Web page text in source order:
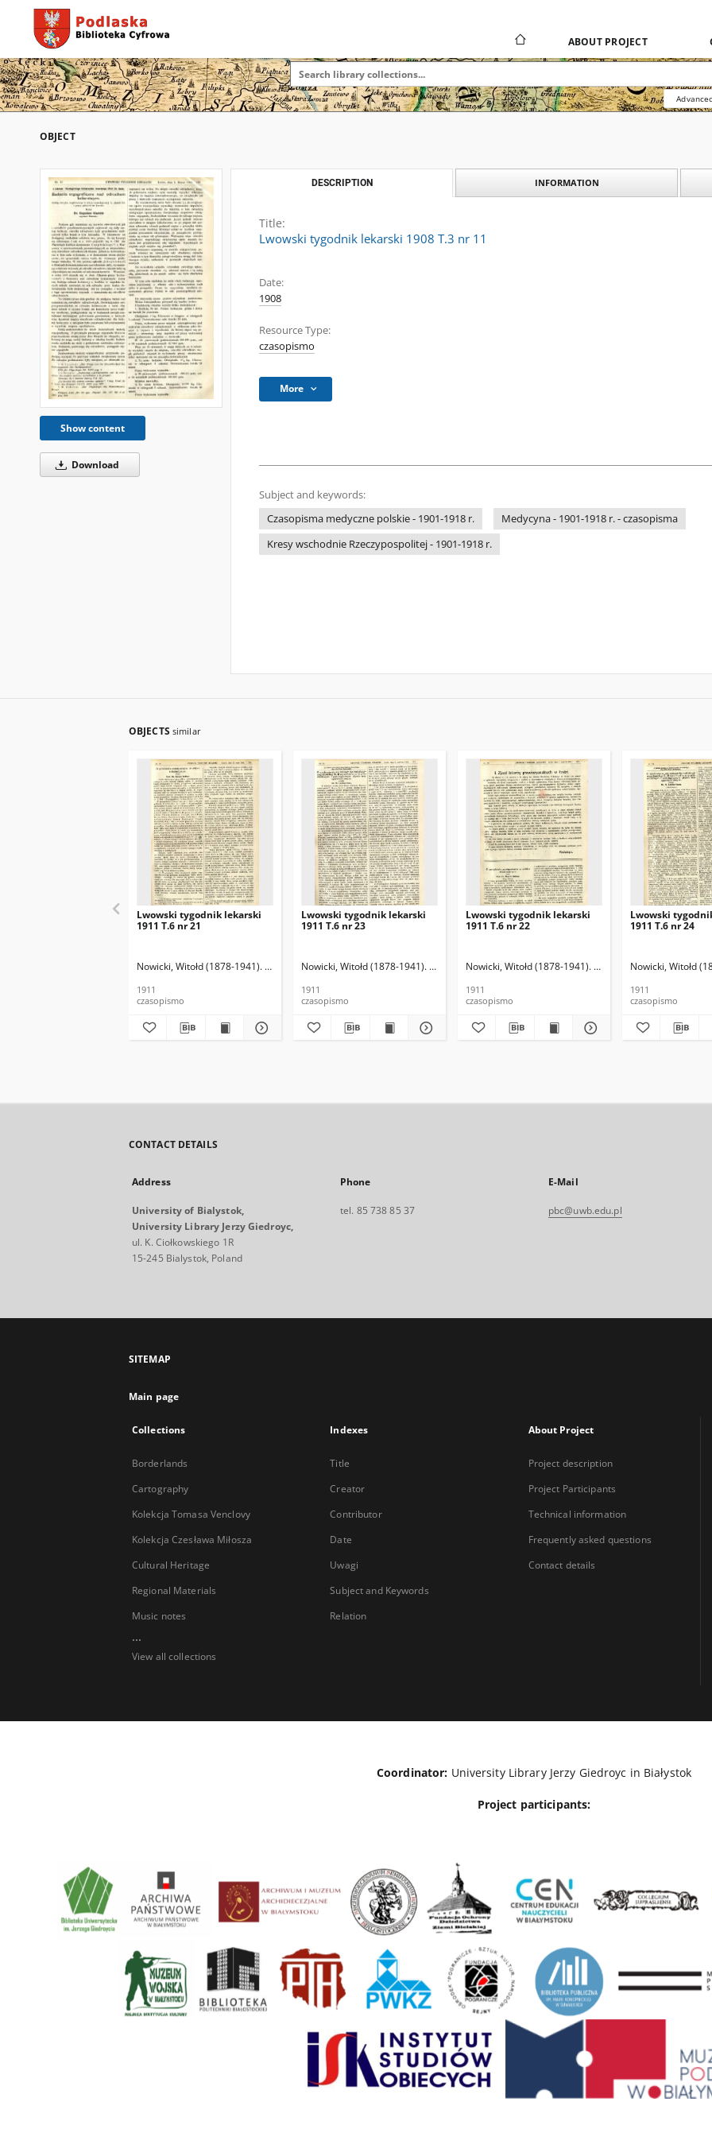
ABOUT PROJECT
OBJECT
Show content
Download
DESCRIPTION INFORMATION
Title:
Lwowski tygodnik lekarski 1908 T.3 nr 11
Date:
1908
Resource Type:
czasopismo
More
Subject and keywords:
Czasopisma medyczne polskie - 1901-1918 r.
Medycyna - 1901-1918 r. - czasopisma
Kresy wschodnie Rzeczypospolitej - 1901-1918 r.
OBJECTS similar
Lwowski tygodnik lekarski
1911 T.6 nr 21
Nowicki, Witołd (1878-1941). Red.
1911
czasopismo
Lwowski tygodnik lekarski
1911 T.6 nr 23
Nowicki, Witołd (1878-1941). Red.
1911
czasopismo
Lwowski tygodnik lekarski
1911 T.6 nr 22
Nowicki, Witołd (1878-1941). Red.
1911
czasopismo
Lwowski
1911 T.6 nr 24
Nowicki, Witołd
1911
czasopismo
CONTACT DETAILS
Address
University of Bialystok,
University Library Jerzy Giedroyc,
ul. K. Ciołkowskiego 1R
15-245 Bialystok, Poland
Phone
tel. 85 738 85 37
E-Mail
pbc@uwb.edu.pl
SITEMAP
Main page
Collections
Borderlands
Cartography
Kolekcja Tomasa Venclovy
Kolekcja Czesława Miłosza
Cultural Heritage
Regional Materials
Music notes
...
View all collections
Indexes
Title
Creator
Contributor
Date
Uwagi
Subject and Keywords
Relation
About Project
Project description
Project Participants
Technical information
Frequently asked questions
Contact details
Coordinator: University Library Jerzy Giedroyc in Białystok
Project participants: